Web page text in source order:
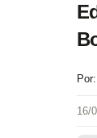
Por:
16/